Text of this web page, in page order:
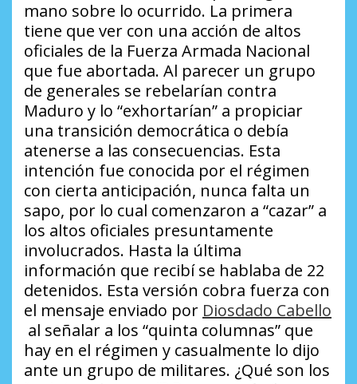
mano sobre lo ocurrido. La primera
tiene que ver con una acción de altos
oficiales de la Fuerza Armada Nacional
que fue abortada. Al parecer un grupo
de generales se rebelarían contra
Maduro y lo “exhortarían” a propiciar
una transición democrática o debía
atenerse a las consecuencias. Esta
intención fue conocida por el régimen
con cierta anticipación, nunca falta un
sapo, por lo cual comenzaron a “cazar” a
los altos oficiales presuntamente
involucrados. Hasta la última
información que recibí se hablaba de 22
detenidos. Esta versión cobra fuerza con
el mensaje enviado por Diosdado Cabello
al señalar a los “quinta columnas” que
hay en el régimen y casualmente lo dijo
ante un grupo de militares. ¿Qué son los